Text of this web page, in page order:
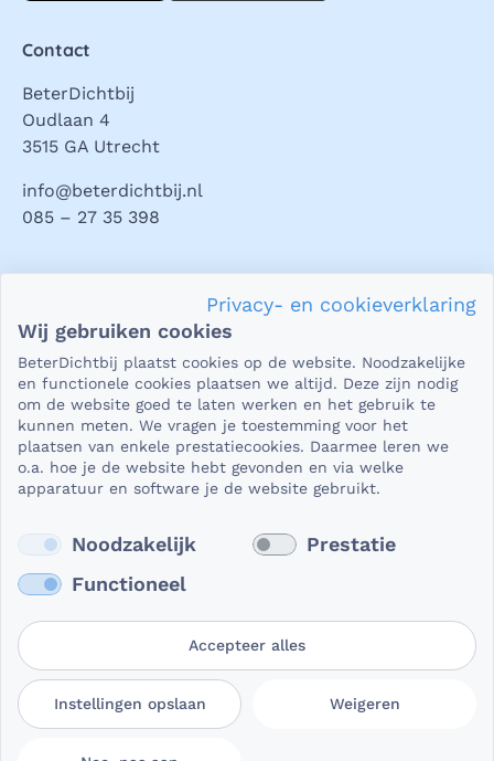
Contact
BeterDichtbij
Oudlaan 4
3515 GA Utrecht
info@beterdichtbij.nl
085 – 27 35 398
Privacy en veiligheid
Als het gaat om je gezondheid, dan is het natuurlijk heel
kunt stellen. En dat je er zeker van bent dat wat je deelt,
niet in verkeerde handen valt. Daar kun je op rekenen bij
BeterDichtbij.
Lees verder
Gebruikersvoorwaarden
Privacy- en
cookieverklaring
Cookievoorkeuren
Privacy- en cookieverklaring
Wij gebruiken cookies
BeterDichtbij plaatst cookies op de website. Noodzakelijke
en functionele cookies plaatsen we altijd. Deze zijn nodig
om de website goed te laten werken en het gebruik te
kunnen meten. We vragen je toestemming voor het
plaatsen van enkele prestatiecookies. Daarmee leren we
o.a. hoe je de website hebt gevonden en via welke
apparatuur en software je de website gebruikt.
Noodzakelijk
Prestatie
Functioneel
Accepteer alles
Instellingen opslaan Weigeren